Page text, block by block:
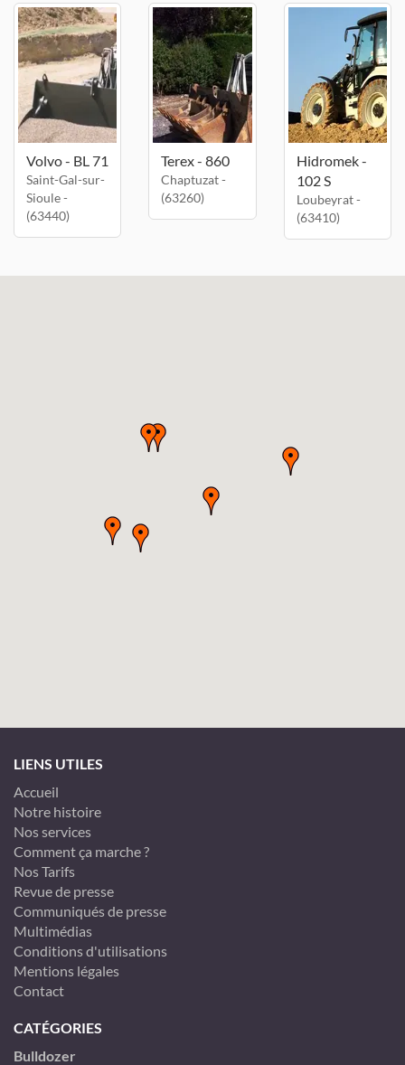
Volvo - BL 71
Saint-Gal-sur-
Sioule -
(63440)
Terex - 860
Chaptuzat -
(63260)
Hidromek -
102 S
Loubeyrat -
(63410)
LIENS UTILES
Accueil
Notre histoire
Nos services
Comment ça marche ?
Nos Tarifs
Revue de presse
Communiqués de presse
Multimédias
Conditions d'utilisations
Mentions légales
Contact
CATÉGORIES
Bulldozer